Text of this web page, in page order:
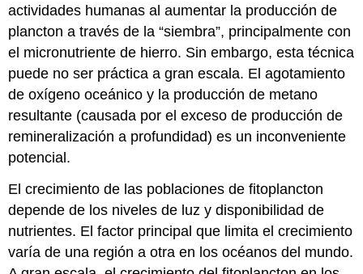
actividades humanas al aumentar la producción de
plancton a través de la “siembra”, principalmente con
el micronutriente de hierro. Sin embargo, esta técnica
puede no ser práctica a gran escala. El agotamiento
de oxígeno oceánico y la producción de metano
resultante (causada por el exceso de producción de
remineralización a profundidad) es un inconveniente
potencial.
El crecimiento de las poblaciones de fitoplancton
depende de los niveles de luz y disponibilidad de
nutrientes. El factor principal que limita el crecimiento
varía de una región a otra en los océanos del mundo.